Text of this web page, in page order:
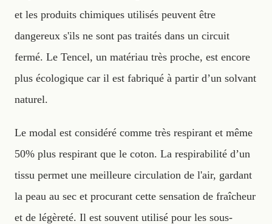
et les produits chimiques utilisés peuvent être
dangereux s'ils ne sont pas traités dans un circuit
fermé. Le Tencel, un matériau très proche, est encore
plus écologique car il est fabriqué à partir d’un solvant
naturel.
Le modal est considéré comme très respirant et même
50% plus respirant que le coton. La respirabilité d’un
tissu permet une meilleure circulation de l'air, gardant
la peau au sec et procurant cette sensation de fraîcheur
et de légèreté. Il est souvent utilisé pour les sous-